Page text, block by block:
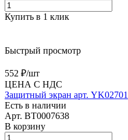
Купить в 1 клик
Быстрый просмотр
552 ₽/шт
ЦЕНА С НДС
Защитный экран арт. YK02701
Есть в наличии
Арт. BT0007638
В корзину